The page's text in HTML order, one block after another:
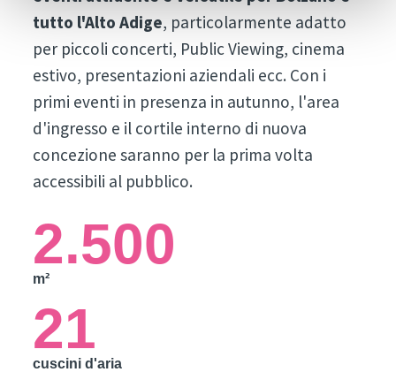
tutto l'Alto Adige, particolarmente adatto
per piccoli concerti, Public Viewing, cinema
estivo, presentazioni aziendali ecc. Con i
primi eventi in presenza in autunno, l'area
d'ingresso e il cortile interno di nuova
concezione saranno per la prima volta
accessibili al pubblico.
2.500
m²
21
cuscini d'aria